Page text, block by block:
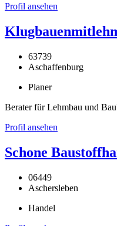
Profil ansehen
63739
Aschaffenburg
Planer
Berater für Lehmbau und
Profil ansehen
Schone
06449
Aschersleben
Handel